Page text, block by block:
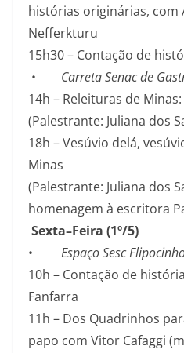
histórias originárias, com
Nefferkturu
15h30 – Contação de
• Carreta Senac de
14h – Releituras de
(Palestrante: Juliana dos
18h – Vesúvio delá,
Minas
(Palestrante: Juliana dos
homenagem à escritora
Sexta–Feira (1º/5)
• Espaço Sesc
10h – Contação de
Fanfarra
11h – Dos Quadrinhos
papo com Vitor Cafaggi